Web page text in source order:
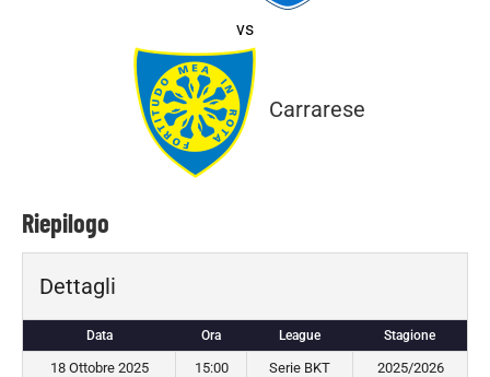
vs
Carrarese
Riepilogo
Dettagli
Data Ora League Stagione
18 Ottobre 2025 15:00 Serie BKT 2025/2026